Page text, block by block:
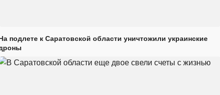
подлете к Саратовской области уничтожили украинские